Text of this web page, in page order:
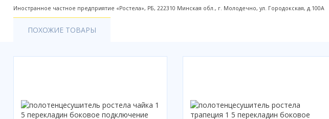
Готовые кухни
Акции
Иностранное частное предприятие «Ростела», РБ, 222310 Минская обл., г. Молодечно, ул. Городокская, д.100А
ПОХОЖИЕ ТОВАРЫ